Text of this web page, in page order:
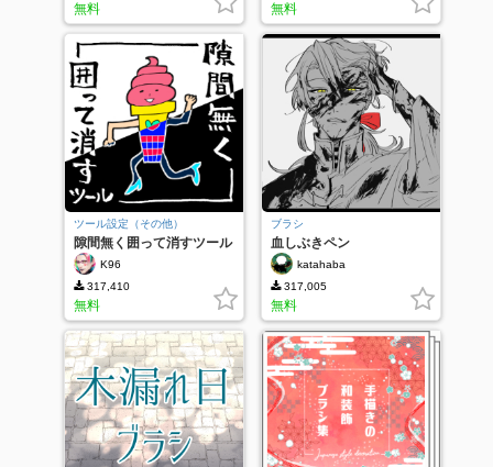
無料 無料
ツール設定（その他）
隙間無く囲って消すツール
K96
317,410
無料
ブラシ
血しぶきペン
katahaba
317,005
無料